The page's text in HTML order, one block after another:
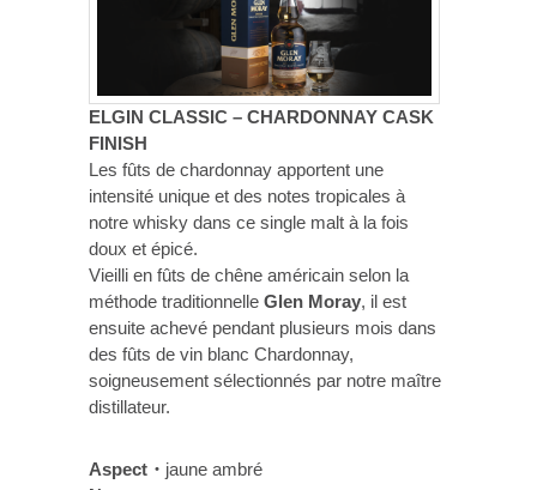
ELGIN CLASSIC – CHARDONNAY CASK
FINISH
Les fûts de chardonnay apportent une
intensité unique et des notes tropicales à
notre whisky dans ce single malt à la fois
doux et épicé.
Vieilli en fûts de chêne américain selon la
méthode traditionnelle Glen Moray, il est
ensuite achevé pendant plusieurs mois dans
des fûts de vin blanc Chardonnay,
soigneusement sélectionnés par notre maître
distillateur.
Aspect・ jaune ambré